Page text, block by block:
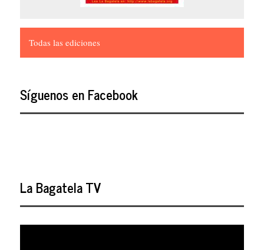
Todas las ediciones
Síguenos en Facebook
La Bagatela TV